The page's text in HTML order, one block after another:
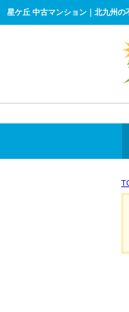
星ケ丘 中古マンション｜北九州